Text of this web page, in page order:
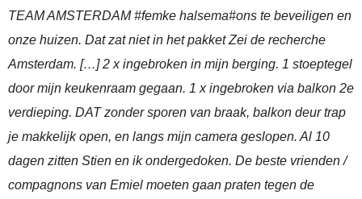
TEAM AMSTERDAM #femke halsema#ons te beveiligen en
onze huizen. Dat zat niet in het pakket Zei de recherche
Amsterdam. […] 2 x ingebroken in mijn berging. 1 stoeptegel
door mijn keukenraam gegaan. 1 x ingebroken via balkon 2e
verdieping. DAT zonder sporen van braak, balkon deur trap
je makkelijk open, en langs mijn camera geslopen. Al 10
dagen zitten Stien en ik ondergedoken. De beste vrienden /
compagnons van Emiel moeten gaan praten tegen de